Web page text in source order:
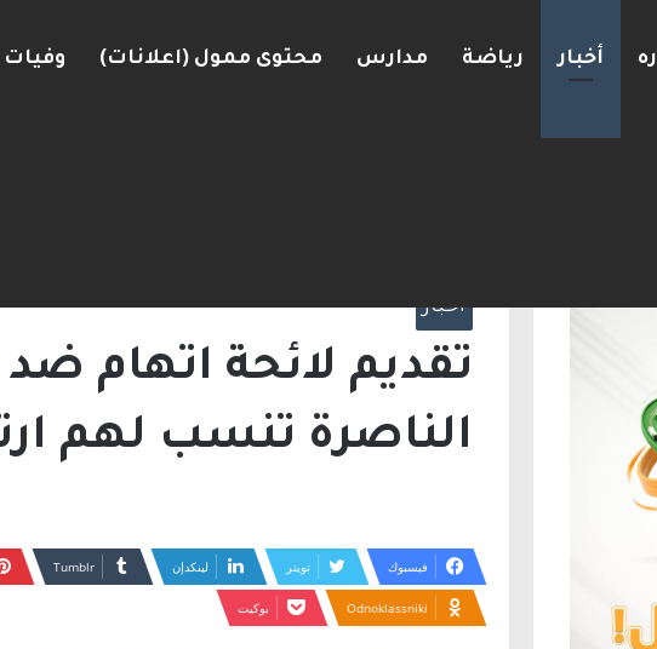
أخبار رياضة مدارس محتوى ممول (اعلانات) وفيات
نار على الإطارات.. الشرطة تعتقل مشتبهين بسلسلة
أخبار
الناصرة تنسب لهم
فيسبوك تويتر لينكدإن
Odnoklassniki بوكيت